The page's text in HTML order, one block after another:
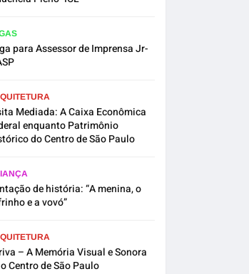
para Assessor de Imprensa Jr-
Mediada: A Caixa Econômica
enquanto Patrimônio
do Centro de São Paulo
de história: “A menina, o
e a vovó”
– A Memória Visual e Sonora
Centro de São Paulo